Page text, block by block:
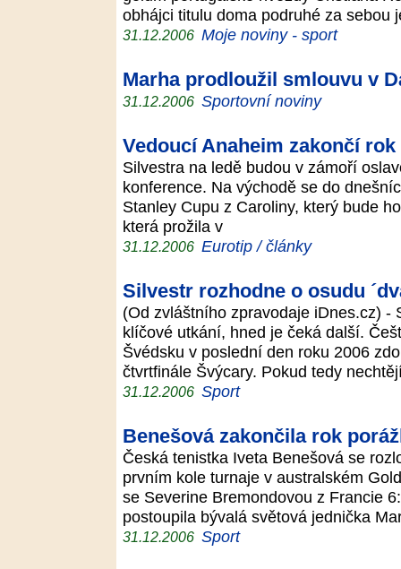
obhájci titulu doma podruhé za sebou
31.12.2006 Moje noviny - sport
Marha prodloužil smlouvu v
31.12.2006 Sportovní noviny
Vedoucí Anaheim zakončí
Silvestra na ledě budou v zámoří
konference. Na východě se do
Stanley Cupu z Caroliny, který bude
která prožila v
31.12.2006 Eurotip / články
Silvestr rozhodne o osudu
(Od zvláštního zpravodaje iDnes.cz) -
klíčové utkání, hned je čeká další.
Švédsku v poslední den roku 2006
čtvrtfinále Švýcary. Pokud tedy
31.12.2006 Sport
Benešová zakončila rok
Česká tenistka Iveta Benešová se
prvním kole turnaje v australském
se Severine Bremondovou z Francie
postoupila bývalá světová jednička
31.12.2006 Sport